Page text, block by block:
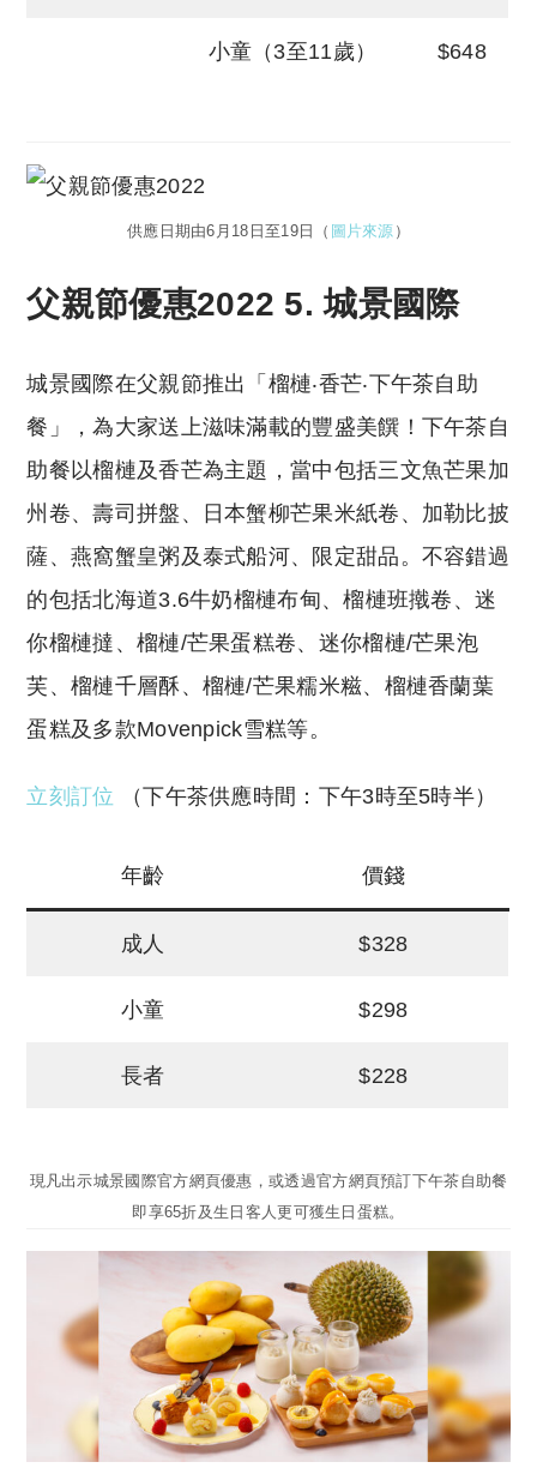
小童（3至11歲） $648
供應日期由6月18日至19日（ 圖片來源 ）
父親節優惠2022 5. 城景國際
城景國際在父親節推出「榴槤‧香芒‧下午茶自助
餐」，為大家送上滋味滿載的豐盛美饌！下午茶自
助餐以榴槤及香芒為主題，當中包括三文魚芒果加
州卷、壽司拼盤、日本蟹柳芒果米紙卷、加勒比披
薩、燕窩蟹皇粥及泰式船河、限定甜品。不容錯過
的包括北海道3.6牛奶榴槤布甸、榴槤班撠卷、迷
你榴槤撻、榴槤/芒果蛋糕卷、迷你榴槤/芒果泡
芙、榴槤千層酥、榴槤/芒果糯米糍、榴槤香蘭葉
蛋糕及多款Movenpick雪糕等。
立刻訂位 （下午茶供應時間：下午3時至5時半）
年齡 價錢
成人 $328
小童 $298
長者 $228
現凡出示城景國際官方網頁優惠，或透過官方網頁預訂下午茶自助餐
即享65折及生日客人更可獲生日蛋糕。